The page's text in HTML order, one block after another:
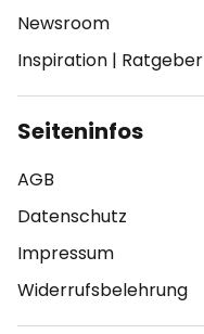
Newsroom
Inspiration | Ratgeber
Seiteninfos
AGB
Datenschutz
Impressum
Widerrufsbelehrung